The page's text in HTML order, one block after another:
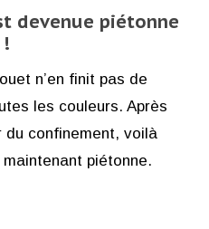
devenue piétonne
!
n’en finit pas de
les couleurs. Après
du confinement, voilà
piétonne.